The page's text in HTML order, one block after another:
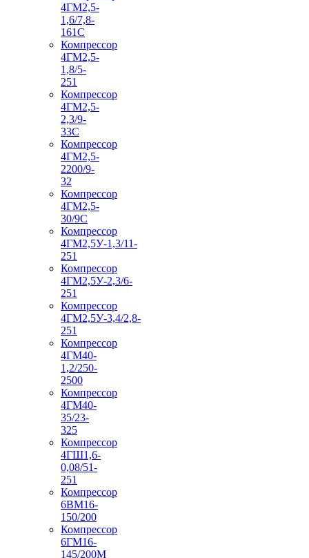
4ГМ2,5-
1,6/7,8-
161С
Компрессор
4ГМ2,5-
1,8/5-
251
Компрессор
4ГМ2,5-
2,3/9-
33С
Компрессор
4ГМ2,5-
2200/9-
32
Компрессор
4ГМ2,5-
30/9С
Компрессор
4ГМ2,5У-1,3/11-
251
Компрессор
4ГМ2,5У-2,3/6-
251
Компрессор
4ГМ2,5У-3,4/2,8-
251
Компрессор
4ГМ40-
1,2/250-
2500
Компрессор
4ГМ40-
35/23-
325
Компрессор
4ГШ1,6-
0,08/51-
251
Компрессор
6ВМ16-
150/200
Компрессор
6ГМ16-
145/200М